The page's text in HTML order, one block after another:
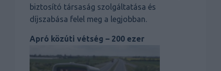
biztosító társaság szolgáltatása és
díjszabása felel meg a legjobban.
Apró közúti vétség – 200 ezer